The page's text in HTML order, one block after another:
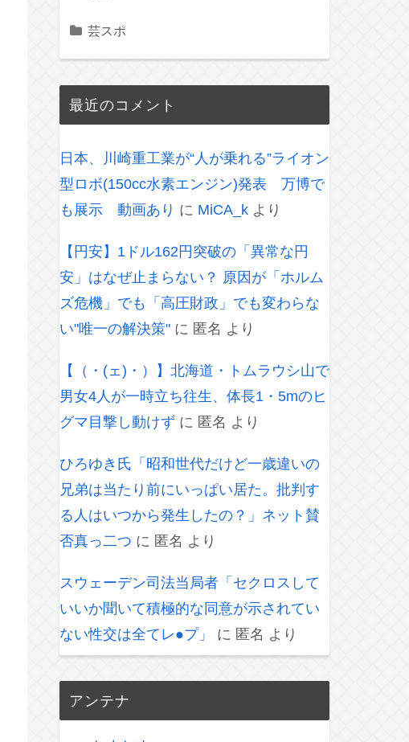
芸スポ
最近のコメント
日本、川崎重工業が“人が乗れる”ライオン
型ロボ(150cc水素エンジン)発表 万博で
も展示 動画あり に MiCA_k より
【円安】1ドル162円突破の「異常な円
安」はなぜ止まらない？ 原因が「ホルム
ズ危機」でも「高圧財政」でも変わらな
い"唯一の解決策" に 匿名 より
【（・(ェ)・）】北海道・トムラウシ山で
男女4人が一時立ち往生、体長1・5mのヒ
グマ目撃し動けず に 匿名 より
ひろゆき氏「昭和世代だけど一歳違いの
兄弟は当たり前にいっぱい居た。批判す
る人はいつから発生したの？」ネット賛
否真っ二つ に 匿名 より
スウェーデン司法当局者「セクロスして
いいか聞いて積極的な同意が示されてい
ない性交は全てレ●プ」
に 匿名 より
アンテナ